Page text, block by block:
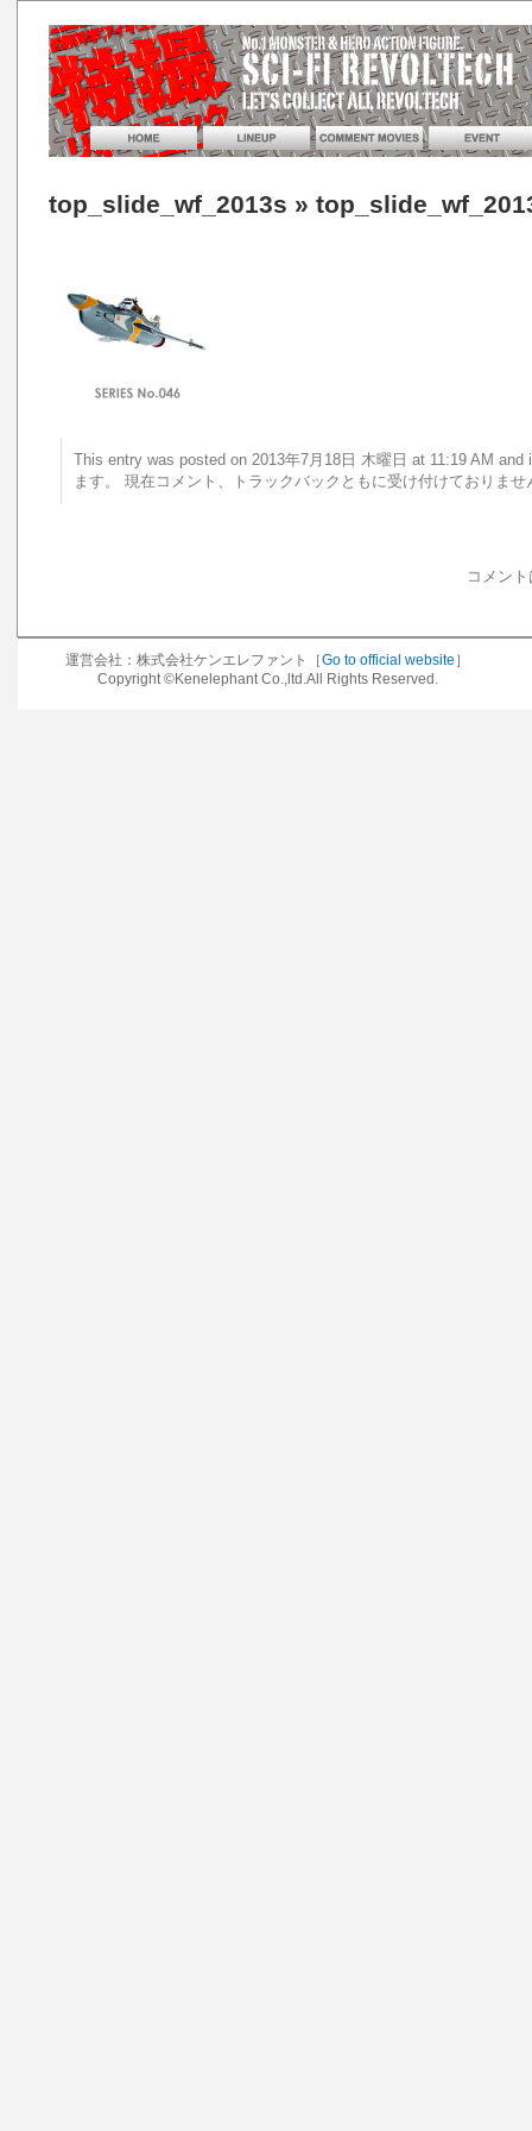
top_slide_wf_2013s »
This entry was posted on 2013年7月18日 木曜日 at 11:19 AM
ます。 現在コメント、トラックバックともに受け付けておりませ
コメン
運営会社：株式会社ケンエレファント［Go to official website ］
Copyright ©Kenelephant Co.,ltd.All Rights Reserved.